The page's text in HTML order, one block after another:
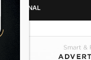
NACIONAL